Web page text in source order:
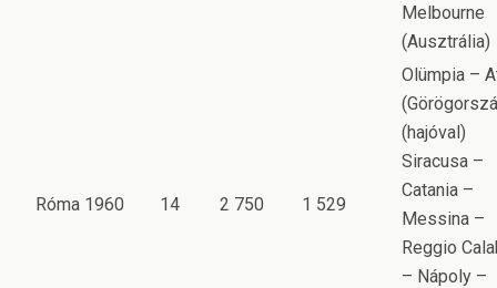
Melbourne
(Ausztrália)
Róma 1960 14 2 750 1 529
Olümpia –
(hajóval)
Siracusa –
Catania –
Messina –
Reggio
– Nápoly –